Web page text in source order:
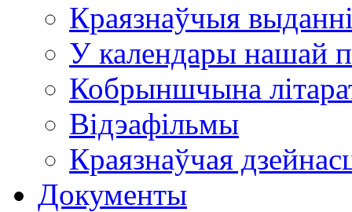
Краязнаўчыя
У календары нашай
Кобрыншчына
Відэафільмы
Краязнаўчая
Документы